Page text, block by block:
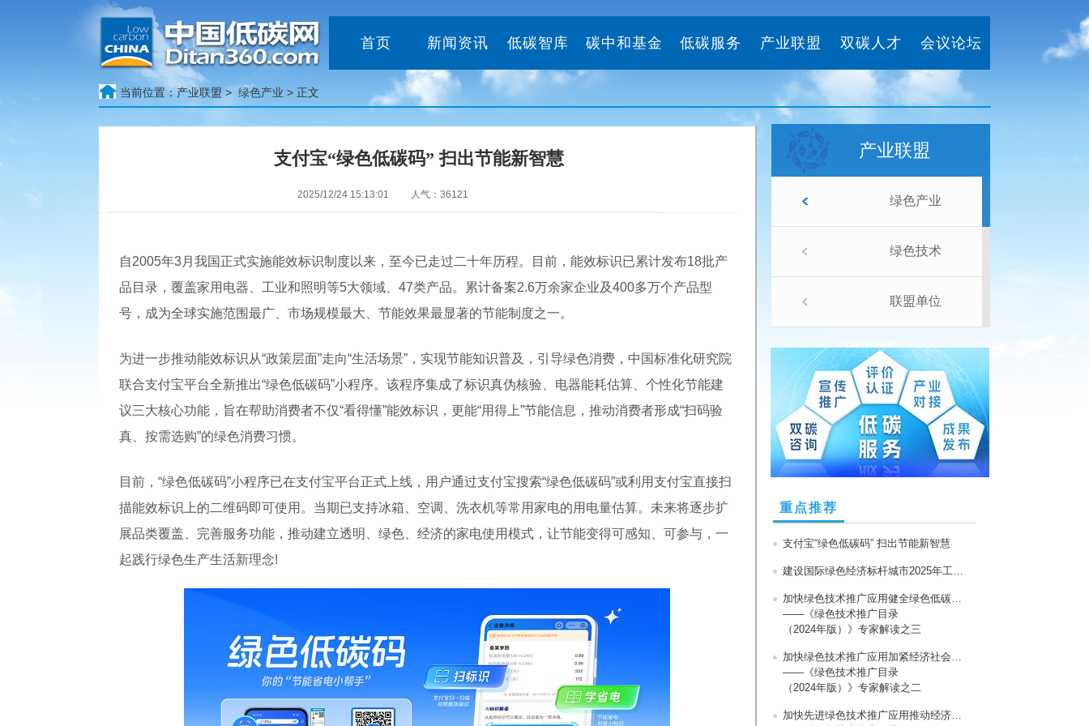
首页 新闻资讯 低碳智库 碳中和基金 低碳服务 产业联盟 双碳人才 会议论坛
当前位置：产业联盟 > 绿色产业 > 正文
支付宝“绿色低碳码” 扫出节能新智慧
2025/12/24 15:13:01 人气：36121
自2005年3月我国正式实施能效标识制度以来，至今已走过二十年历程。目前，能效标识已累计发布18批产
品目录，覆盖家用电器、工业和照明等5大领域、47类产品。累计备案2.6万余家企业及400多万个产品型
号，成为全球实施范围最广、市场规模最大、节能效果最显著的节能制度之一。
为进一步推动能效标识从“政策层面”走向“生活场景”，实现节能知识普及，引导绿色消费，中国标准化研究院
联合支付宝平台全新推出“绿色低碳码”小程序。该程序集成了标识真伪核验、电器能耗估算、个性化节能建
议三大核心功能，旨在帮助消费者不仅“看得懂”能效标识，更能“用得上”节能信息，推动消费者形成“扫码验
真、按需选购”的绿色消费习惯。
目前，“绿色低碳码”小程序已在支付宝平台正式上线，用户通过支付宝搜索“绿色低碳码”或利用支付宝直接扫
描能效标识上的二维码即可使用。当期已支持冰箱、空调、洗衣机等常用家电的用电量估算。未来将逐步扩
展品类覆盖、完善服务功能，推动建立透明、绿色、经济的家电使用模式，让节能变得可感知、可参与，一
起践行绿色生产生活新理念!
产业联盟
绿色产业
绿色技术
联盟单位
重点推荐
支付宝“绿色低碳码” 扫出节能新智慧
建设国际绿色经济标杆城市2025年工作部署会召开
加快绿色技术推广应用健全绿色低碳循环发展经济体系
——《绿色技术推广目录
（2024年版）》专家解读之三
加快绿色技术推广应用加紧经济社会发展全面绿色转型
——《绿色技术推广目录
（2024年版）》专家解读之二
加快先进绿色技术推广应用推动经济社会绿色低碳发展